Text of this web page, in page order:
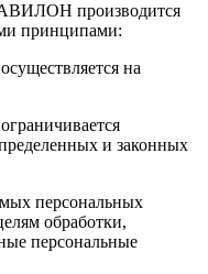
производится
принципами:
на
и законных
персональных
обработки,
персональные